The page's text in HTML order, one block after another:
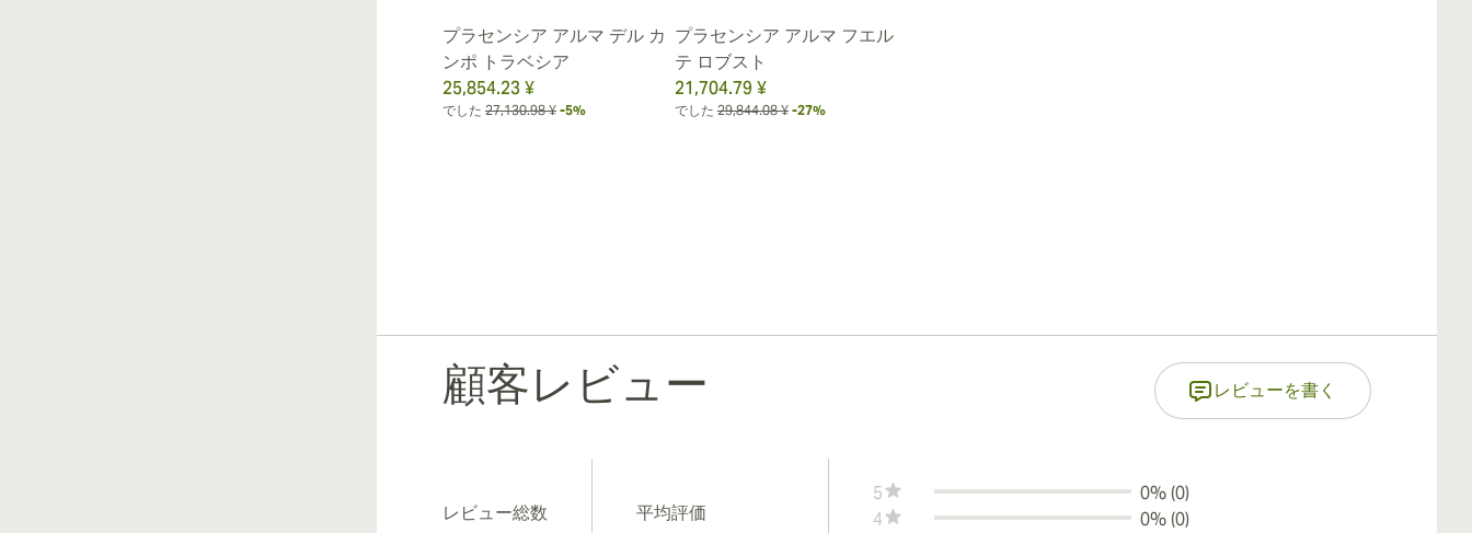
プラセンシア アルマ デル カ
ンポ トラベシア
25,854.23 ¥
でした 27,130.98 ¥ -5%
プラセンシア アルマ フエル
テ ロブスト
21,704.79 ¥
でした 29,844.08 ¥ -27%
顧客レビュー レビューを書く
レビュー総数 平均評価
5
0% (0)
4
0% (0)